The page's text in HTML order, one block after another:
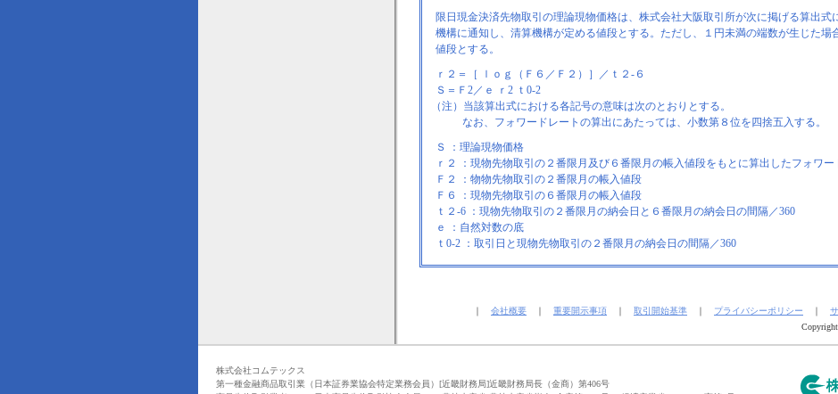
限日現金決済先物取引の理論現物価格は、株式会社大阪取引所が次に掲げる算出式
機構に通知し、清算機構が定める値段とする。ただし、１円未満の端数が生じた場
値段とする。
ｒ２＝［ ｌｏｇ（Ｆ６／Ｆ２）］／ｔ２-６
Ｓ＝Ｆ2／ｅ ｒ2 ｔ0-2
（注）当該算出式における各記号の意味は次のとおりとする。
なお、フォワードレートの算出にあたっては、小数第８位を四捨五入する。
Ｓ ：理論現物価格
ｒ２ ：現物先物取引の２番限月及び６番限月の帳入値段をもとに算出したフォワー
Ｆ２ ：物物先物取引の２番限月の帳入値段
Ｆ６ ：現物先物取引の６番限月の帳入値段
ｔ２-6 ：現物先物取引の２番限月の納会日と６番限月の納会日の間隔／360
ｅ ：自然対数の底
ｔ0-2 ：取引日と現物先物取引の２番限月の納会日の間隔／360
｜ 会社概要 ｜ 重要開示事項 ｜ 取引開始基準 ｜ プライバシーポリシー ｜
株式会社コムテックス
第一種金融商品取引業（日本証券業協会特定業務会員）[近畿財務局]近畿財務局長（金商）第406号